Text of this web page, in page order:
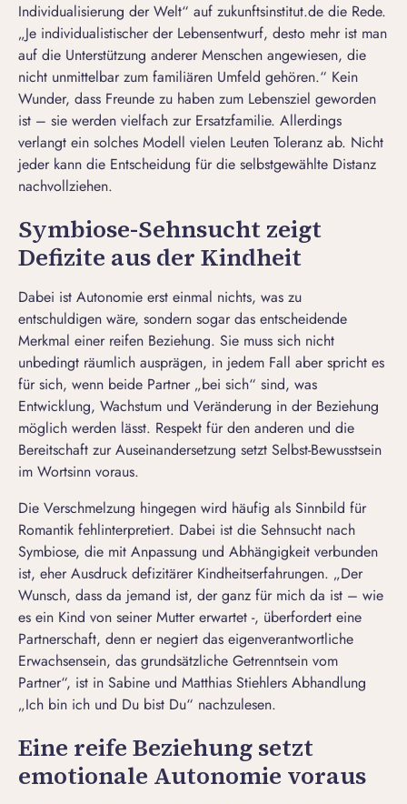
Individualisierung der Welt“ auf zukunftsinstitut.de die Rede.
„Je individualistischer der Lebensentwurf, desto mehr ist man
auf die Unterstützung anderer Menschen angewiesen, die
nicht unmittelbar zum familiären Umfeld gehören.“ Kein
Wunder, dass Freunde zu haben zum Lebensziel geworden
ist – sie werden vielfach zur Ersatzfamilie. Allerdings
verlangt ein solches Modell vielen Leuten Toleranz ab. Nicht
jeder kann die Entscheidung für die selbstgewählte Distanz
nachvollziehen.
Symbiose-Sehnsucht zeigt
Defizite aus der Kindheit
Dabei ist Autonomie erst einmal nichts, was zu
entschuldigen wäre, sondern sogar das entscheidende
Merkmal einer reifen Beziehung. Sie muss sich nicht
unbedingt räumlich ausprägen, in jedem Fall aber spricht es
für sich, wenn beide Partner „bei sich“ sind, was
Entwicklung, Wachstum und Veränderung in der Beziehung
möglich werden lässt. Respekt für den anderen und die
Bereitschaft zur Auseinandersetzung setzt Selbst-Bewusstsein
im Wortsinn voraus.
Die Verschmelzung hingegen wird häufig als Sinnbild für
Romantik fehlinterpretiert. Dabei ist die Sehnsucht nach
Symbiose, die mit Anpassung und Abhängigkeit verbunden
ist, eher Ausdruck defizitärer Kindheitserfahrungen. „Der
Wunsch, dass da jemand ist, der ganz für mich da ist – wie
es ein Kind von seiner Mutter erwartet -, überfordert eine
Partnerschaft, denn er negiert das eigenverantwortliche
Erwachsensein, das grundsätzliche Getrenntsein vom
Partner“, ist in Sabine und Matthias Stiehlers Abhandlung
„Ich bin ich und Du bist Du“ nachzulesen.
Eine reife Beziehung setzt
emotionale Autonomie voraus